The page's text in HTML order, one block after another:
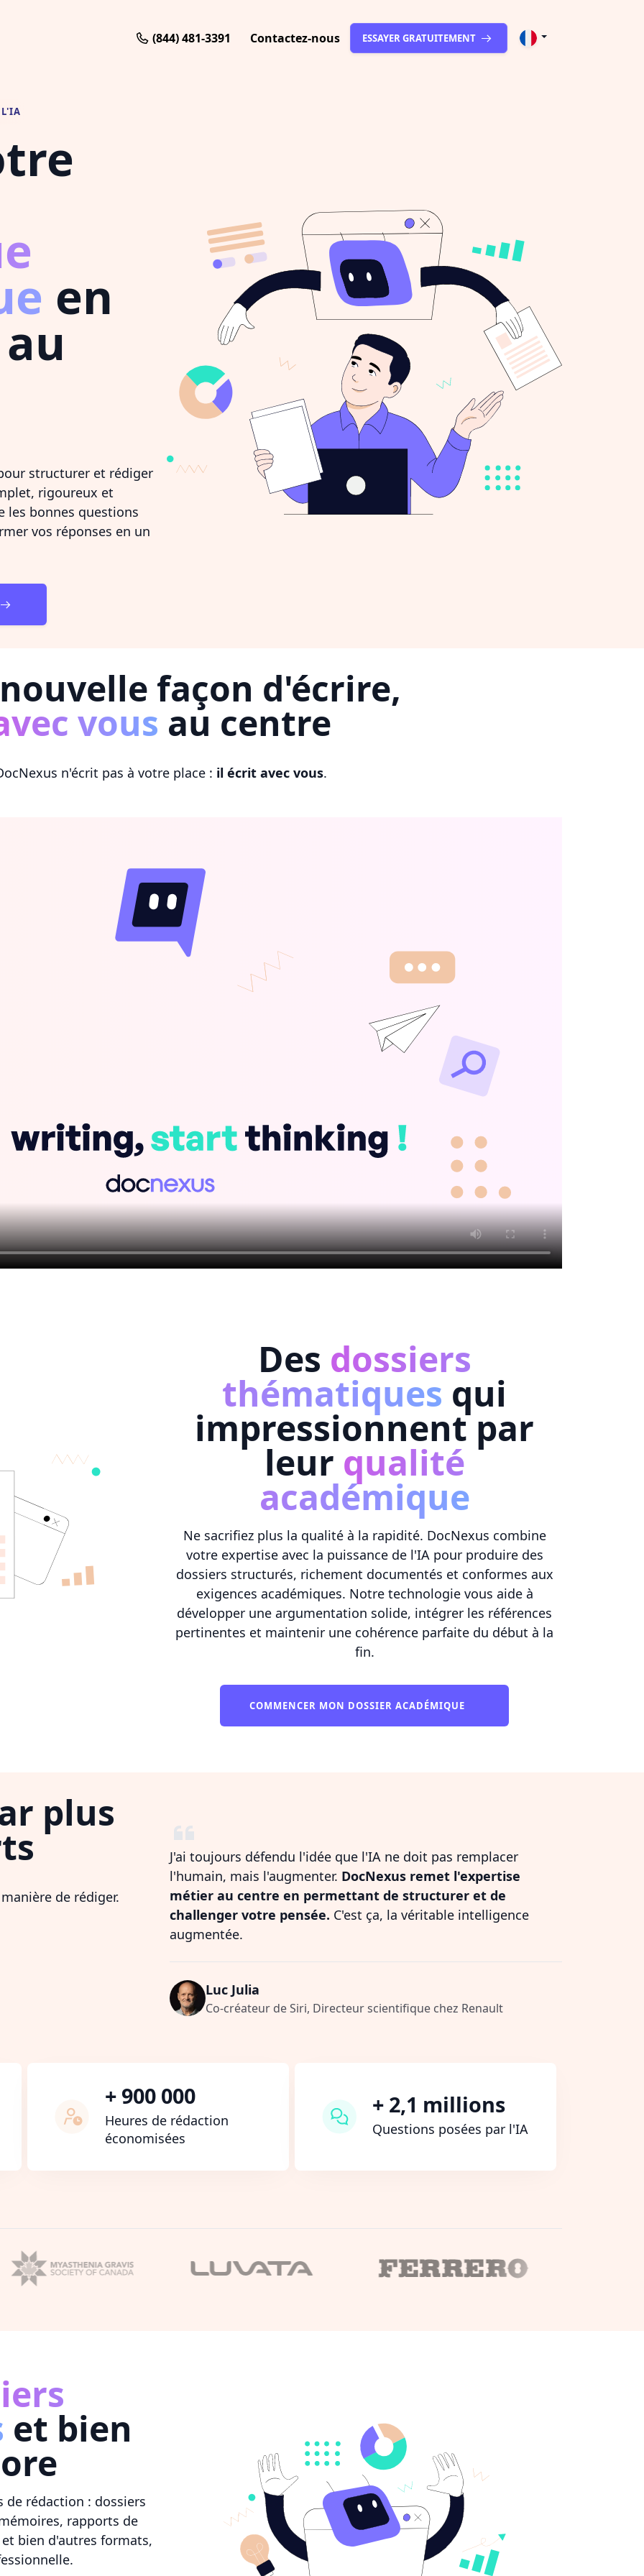
(844) 481-3391 Contactez-nous ESSAYER GRATUITEMENT
L'IA
en
structurer et rédiger
rigoureux et
les bonnes questions
vos réponses en un
façon d'écrire,
vous au centre
n'écrit pas à votre place : il écrit avec vous.
Des dossiers
thématiques qui
impressionnent par
leur qualité
académique
Ne sacrifiez plus la qualité à la rapidité. DocNexus combine
votre expertise avec la puissance de l'IA pour produire des
dossiers structurés, richement documentés et conformes aux
exigences académiques. Notre technologie vous aide à
développer une argumentation solide, intégrer les références
pertinentes et maintenir une cohérence parfaite du début à la
fin.
COMMENCER MON DOSSIER ACADÉMIQUE
plus
de rédiger.
J'ai toujours défendu l'idée que l'IA ne doit pas remplacer
l'humain, mais l'augmenter. DocNexus remet l'expertise
métier au centre en permettant de structurer et de
challenger votre pensée. C'est ça, la véritable intelligence
augmentée.
Luc Julia
Co-créateur de Siri, Directeur scientifique chez Renault
+ 900 000
Heures de rédaction
économisées
+ 2,1 millions
Questions posées par l'IA
et bien
de rédaction : dossiers
rapports de
bien d'autres formats,